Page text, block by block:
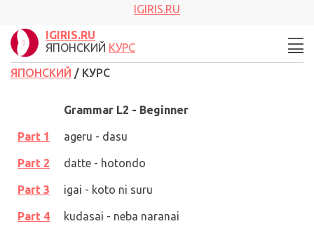
IGIRIS.RU
IGIRIS.RU
ЯПОНСКИЙ КУРС
ЯПОНСКИЙ / КУРС
Grammar L2 - Beginner
Part 1 ageru - dasu
Part 2 datte - hotondo
Part 3 igai - koto ni suru
Part 4 kudasai - neba naranai